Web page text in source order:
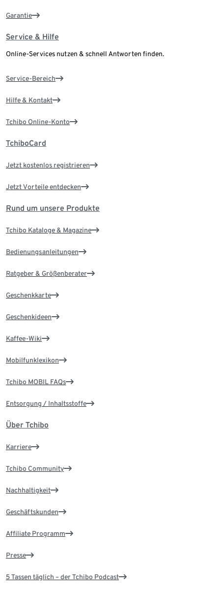
Garantie
Service & Hilfe
Online-Services nutzen & schnell Antworten finden.
Service-Bereich
Hilfe & Kontakt
Tchibo Online-Konto
TchiboCard
Jetzt kostenlos registrieren
Jetzt Vorteile entdecken
Rund um unsere Produkte
Tchibo Kataloge & Magazine
Bedienungsanleitungen
Ratgeber & Größenberater
Geschenkkarte
Geschenkideen
Kaffee-Wiki
Mobilfunklexikon
Tchibo MOBIL FAQs
Entsorgung / Inhaltsstoffe
Über Tchibo
Karriere
Tchibo Community
Nachhaltigkeit
Geschäftskunden
Affiliate Programm
Presse
5 Tassen täglich – der Tchibo Podcast